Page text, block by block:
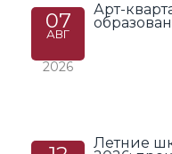
07
АВГ
2026
Арт-
Летние